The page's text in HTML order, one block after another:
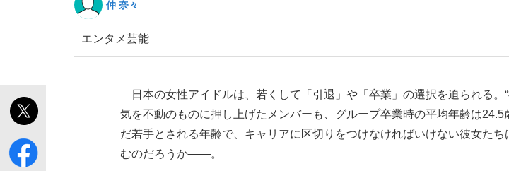
仲 奈々
エンタメ芸能
日本の女性アイドルは、若くして「引退」や「卒業」の選択を迫られる。
気を不動のものに押し上げたメンバーも、グループ卒業時の平均年齢は24.5
だ若手とされる年齢で、キャリアに区切りをつけなければいけない彼女た
むのだろうか——。